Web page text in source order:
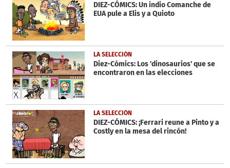
DIEZ-CÓMICS: Un indio Comanche de
EUA pule a Elis y a Quioto
LA SELECCIÓN
Diez-Cómics: Los 'dinosaurios' que se
encontraron en las elecciones
LA SELECCIÓN
DIEZ-CÓMICS: ¡Ferrari reune a Pinto y a
Costly en la mesa del rincón!